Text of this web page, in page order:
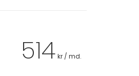
514 kr / md.